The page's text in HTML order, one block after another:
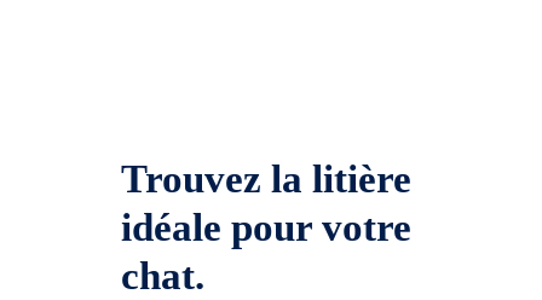
Trouvez la litière
idéale pour votre
chat.